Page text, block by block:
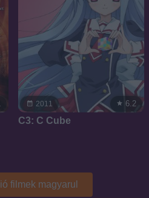
2011 6.2
C3: C Cube
filmek magyarul